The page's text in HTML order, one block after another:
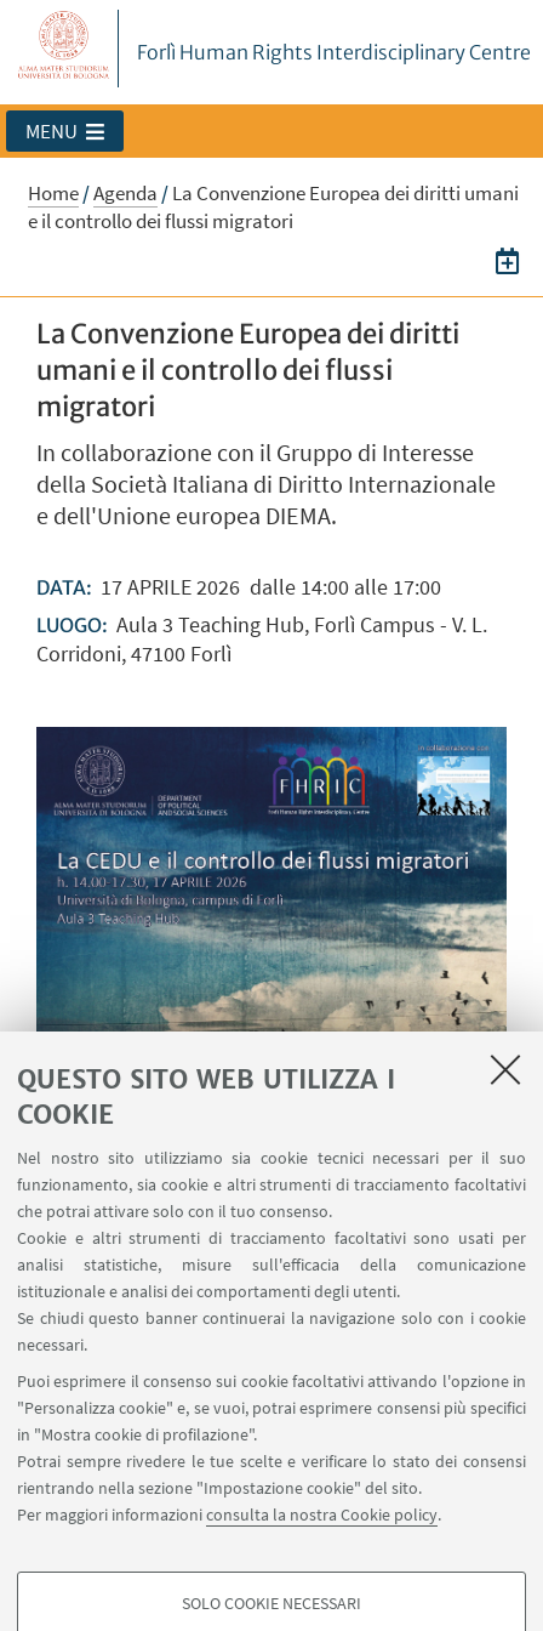
QUESTO SITO WEB UTILIZZA I
COOKIE
Nel nostro sito utilizziamo sia cookie tecnici necessari per il suo
funzionamento, sia cookie e altri strumenti di tracciamento facoltativi
che potrai attivare solo con il tuo consenso.
Cookie e altri strumenti di tracciamento facoltativi sono usati per
analisi statistiche, misure sull'efficacia della comunicazione
istituzionale e analisi dei comportamenti degli utenti.
Se chiudi questo banner continuerai la navigazione solo con i cookie
necessari.
Puoi esprimere il consenso sui cookie facoltativi attivando l'opzione in
"Personalizza cookie" e, se vuoi, potrai esprimere consensi più specifici
in "Mostra cookie di profilazione".
Potrai sempre rivedere le tue scelte e verificare lo stato dei consensi
rientrando nella sezione "Impostazione cookie" del sito.
Per maggiori informazioniconsulta la nostra Cookie policy.
SOLO COOKIE NECESSARI
Forlì Human Rights Interdisciplinary Centre
MENU
Home/Agenda /La Convenzione Europea dei diritti umani
e il controllo dei flussi migratori
La Convenzione Europea dei diritti
umani e il controllo dei flussi
migratori
In collaborazione con il Gruppo di Interesse
della Società Italiana di Diritto Internazionale
e dell'Unione europea DIEMA.
DATA: 17APRILE2026dalle 14:00 alle 17:00
LUOGO: Aula 3 Teaching Hub, Forlì Campus - V. L.
Corridoni, 47100 Forlì
Dipartimento di Scienze Politiche e Sociali - UOS di Forlì,
Padiglione Morgagni, Via Giacomo della Torre 5 - 47100 Forlì